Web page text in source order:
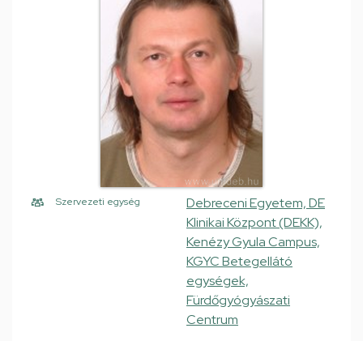
Szervezeti egység
Debreceni Egyetem, DE
Klinikai Központ (DEKK),
Kenézy Gyula Campus,
KGYC Betegellátó
egységek,
Fürdőgyógyászati
Centrum